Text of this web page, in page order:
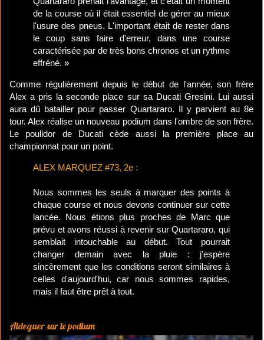
de la course où il était essentiel de gérer au mieux
l'usure des pneus. L'important était de rester dans
le coup sans faire d'erreur, dans une course
caractérisée par de très bons chronos et un rythme
effréné. »
Comme régulièrement depuis le début de l'année, son frère
Alex a pris la seconde place sur sa Ducati Gresini. Lui aussi
aura dû batailler pour passer Quartararo. Il y parvient au 8e
tour. Alex réalise un nouveau podium dans l'ombre de son frère.
Le poulidor de Ducati cède aussi la première place au
championnat pour un point.
ALEX MARQUEZ #73, 2e :
Nous sommes les seuls à marquer des points à
chaque course et nous devons continuer sur cette
lancée. Nous étions plus proches de Marc que
prévu et avons réussi à revenir sur Quartararo, qui
semblait intouchable au début. Tout pourrait
changer demain avec la pluie : j'espère
sincèrement que les conditions seront similaires à
celles d'aujourd'hui, car nous sommes rapides,
mais il faut être prêt à tout.
Aldeguer sur le podium